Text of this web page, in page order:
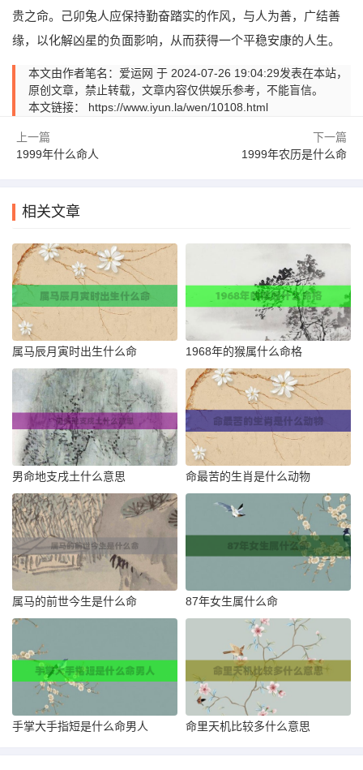
贵之命。己卯兔人应保持勤奋踏实的作风，与人为善，广结善
缘，以化解凶星的负面影响，从而获得一个平稳安康的人生。
本文由作者笔名：爱运网 于 2024-07-26 19:04:29发表在本站，
原创文章，禁止转载，文章内容仅供娱乐参考，不能盲信。
本文链接： https://www.iyun.la/wen/10108.html
上一篇
1999年什么命人
下一篇
1999年农历是什么命
相关文章
属马辰月寅时出生什么命 1968年的猴属什么命格
男命地支戌土什么意思 命最苦的生肖是什么动物
属马的前世今生是什么命 87年女生属什么命
手掌大手指短是什么命男人 命里天机比较多什么意思